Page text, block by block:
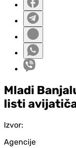
Mladi
listi
Izvor:
Agencije